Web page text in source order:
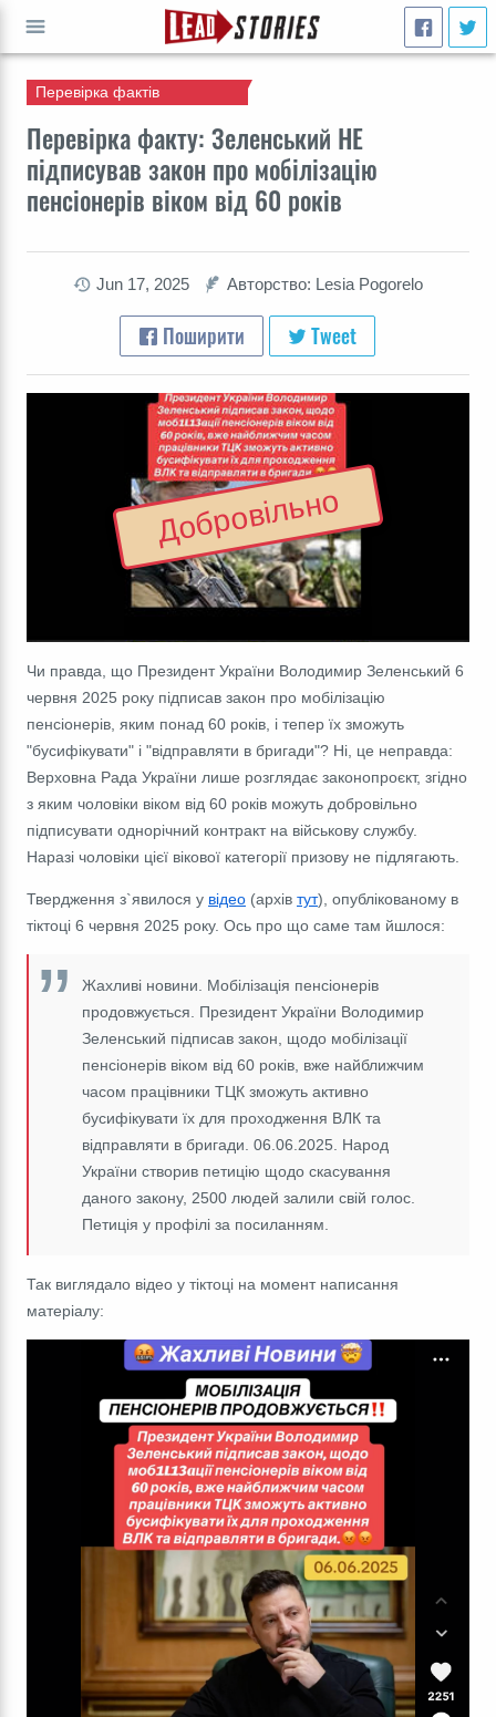
Перевірка факту: Зеленський НЕ
підписував закон про мобілізацію
пенсіонерів віком від 60 років
Перевірка фактів
Jun 17, 2025 Авторство: Lesia Pogorelo
Поширити Tweet
Добровільно
Чи правда, що Президент України Володимир Зеленський 6
червня 2025 року підписав закон про мобілізацію
пенсіонерів, яким понад 60 років, і тепер їх зможуть
"бусифікувати" і "відправляти в бригади"? Ні, це неправда:
Верховна Рада України лише розглядає законопроєкт, згідно
з яким чоловіки віком від 60 років можуть добровільно
підписувати однорічний контракт на військову службу.
Наразі чоловіки цієї вікової категорії призову не підлягають.
Твердження з`явилося у відео (архів тут), опублікованому в
тіктоці 6 червня 2025 року. Ось про що саме там йшлося:
Жахливі новини. Мобілізація пенсіонерів
продовжується. Президент України Володимир
Зеленський підписав закон, щодо мобілізації
пенсіонерів віком від 60 років, вже найближчим
часом працівники ТЦК зможуть активно
бусифікувати їх для проходження ВЛК та
відправляти в бригади. 06.06.2025. Народ
України створив петицію щодо скасування
даного закону, 2500 людей залили свій голос.
Петиція у профілі за посиланням.
Так виглядало відео у тіктоці на момент написання
матеріалу:
ВПЕРЕД